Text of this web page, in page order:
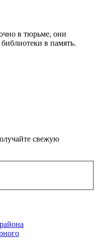
в тюрьме, они
в память.
свежую